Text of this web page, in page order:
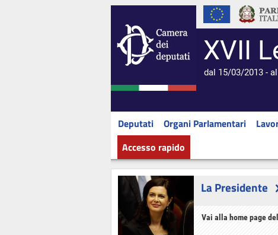
XVII
dal 15/03/2013 -
Deputati Organi Parlamentari
Accesso rapido
La Presidente
Vai alla home page